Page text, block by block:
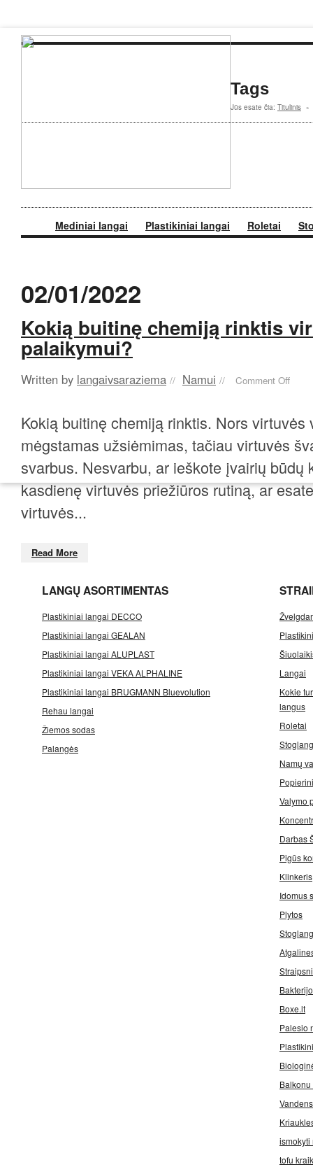
Mediniai langai Plastikiniai langai Roletai
Tags
Jūs esate čia: Titulinis »
02/01/2022
Kokią buitinę chemiją rinktis
palaikymui?
Written by langaivsaraziema // Namui // Comment Off
Kokią buitinę chemiją rinktis. Nors
mėgstamas užsiėmimas, tačiau virtuvės
svarbus. Nesvarbu, ar ieškote įvairių būdų
kasdienę virtuvės priežiūros rutiną, ar
virtuvės...
Read More
LANGŲ ASORTIMENTAS
Plastikiniai langai DECCO
Plastikiniai langai GEALAN
Plastikiniai langai ALUPLAST
Plastikiniai langai VEKA ALPHALINE
Plastikiniai langai BRUGMANN Bluevolution
Rehau langai
Žiemos sodas
Palangės
Langai
Kokie
langus
Roletai
Namų
Valymo
Darbas
Pigūs
Klinkeris
Idomus
Plytos
Boxe.lt
Palesio
ismokyti
tofu